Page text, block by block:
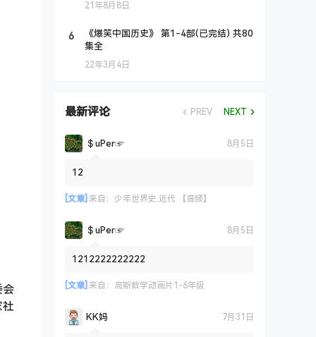
会
21年8月8日
6
《爆笑中国历史》 第1-4部(已完结) 共80
集全
22年3月4日
最新评论 PREV NEXT
＄uΡer☞ 8月5日
12
[文章] 来自： 少年世界史.近代 【音频】
＄uΡer☞ 8月5日
1212222222222
[文章] 来自： 高斯数学动画片1-6年级
KK妈 7月31日